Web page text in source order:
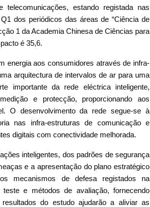
estando registada nas
dos periódicos das áreas de “Ciência de
1 da Academia Chinesa de Ciências para
é 35,6.
energia aos consumidores através de infra-
arquitectura de intervalos de ar para uma
importante da rede eléctrica inteligente,
e protecção, proporcionando aos
O desenvolvimento da rede segue-se à
nas infra-estruturas de comunicação e
digitais com conectividade melhorada.
inteligentes, dos padrões de segurança
e a apresentação do plano estratégico
mecanismos de defesa registados na
e métodos de avaliação, fornecendo
do estudo ajudarão a aliviar as